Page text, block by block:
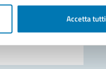
Accetta tutti